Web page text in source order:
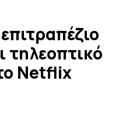
τηλεοπτικό
Netflix